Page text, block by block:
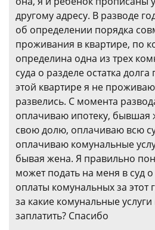
другому адресу. В разводе
об определении порядка
проживания в квартире, по
определина одна из трех
суда о разделе остатка
этой квартире я не проживаю
развелись. С момента
оплачиваю ипотеку, бывшая
свою долю, оплачиваю всю
оплачиваю комунальные
бывая жена. Я правильно
может подать на меня в суд
оплаты комунальных за этот
за какие комунальные
заплатить? Спасибо